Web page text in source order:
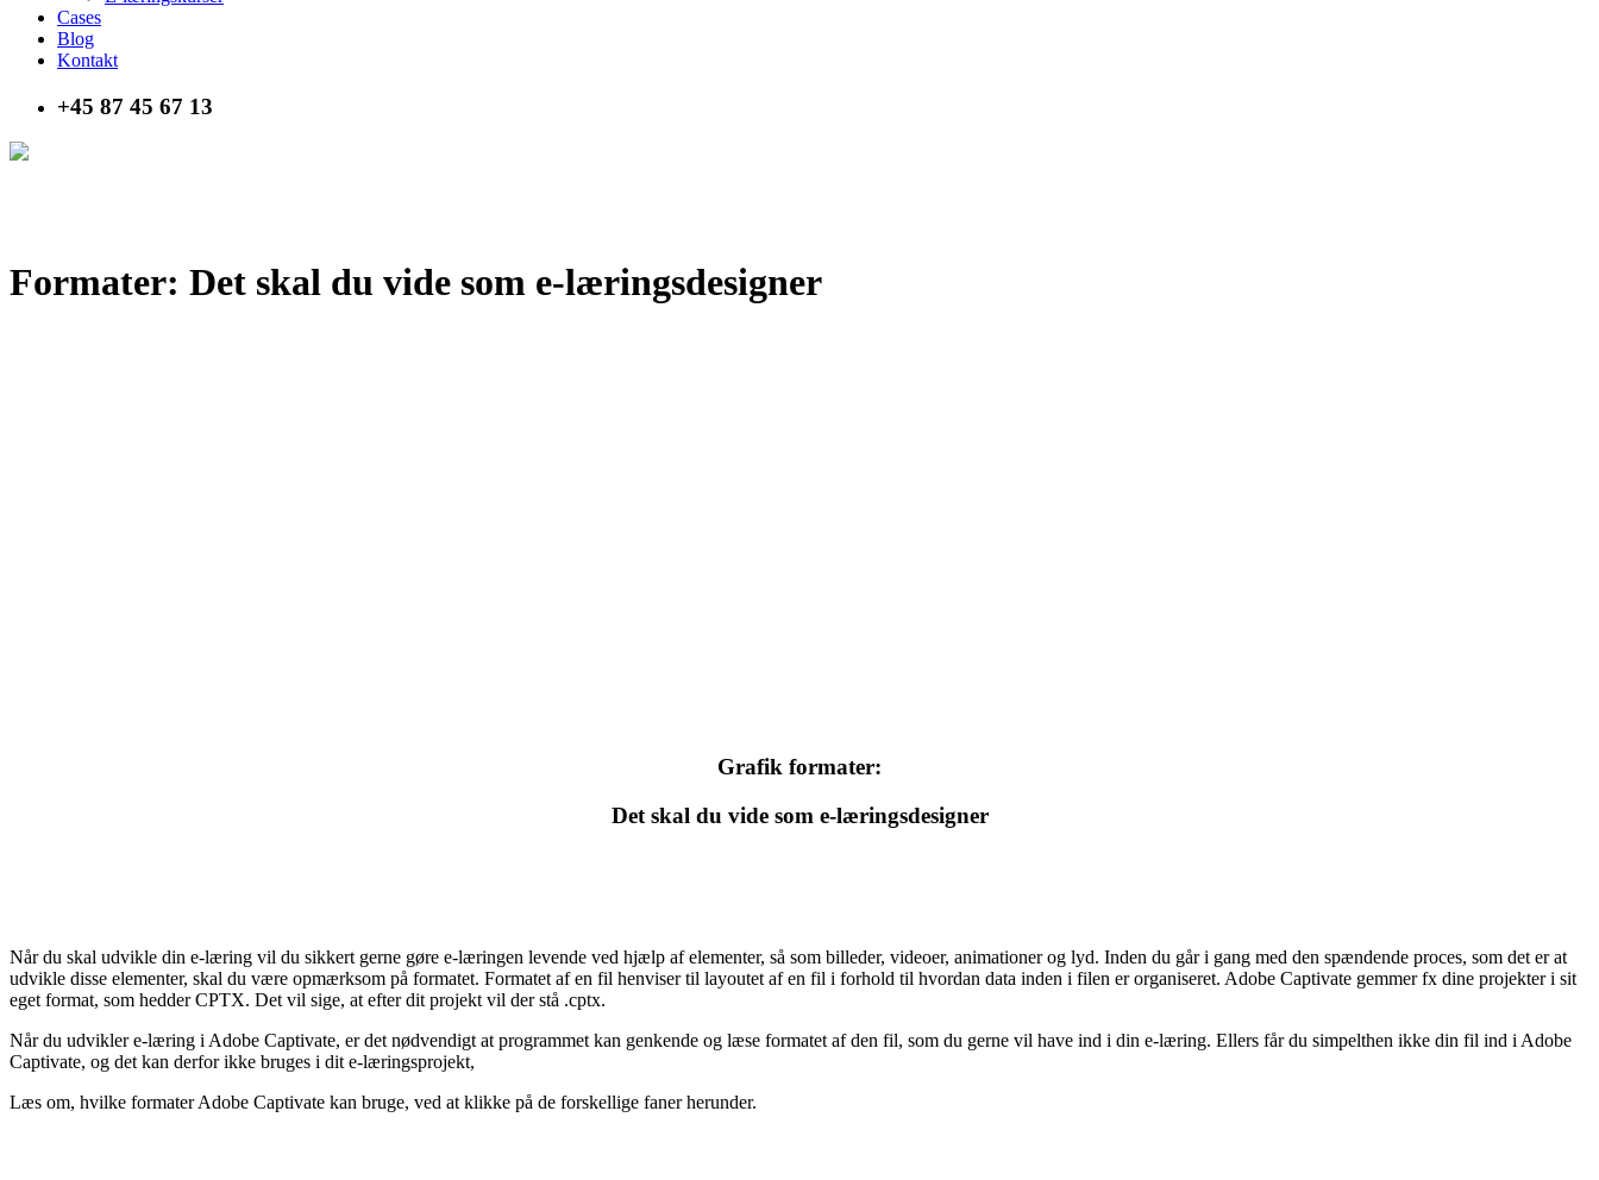
Cases
Blog
Kontakt
+45 87 45 67 13
Formater: Det skal du vide som e-læringsdesigner
Grafik formater:
Det skal du vide som e-læringsdesigner
Når du skal udvikle din e-læring vil du sikkert gerne gøre e-læringen levende ved hjælp af elementer, så som billeder, videoer, animationer og lyd. Inden du går i gang med den spændende proces, som det er at
udvikle disse elementer, skal du være opmærksom på formatet. Formatet af en fil henviser til layoutet af en fil i forhold til hvordan data inden i filen er organiseret. Adobe Captivate gemmer fx dine projekter i sit
eget format, som hedder CPTX. Det vil sige, at efter dit projekt vil der stå .cptx.
Når du udvikler e-læring i Adobe Captivate, er det nødvendigt at programmet kan genkende og læse formatet af den fil, som du gerne vil have ind i din e-læring. Ellers får du simpelthen ikke din fil ind i Adobe
Captivate, og det kan derfor ikke bruges i dit e-læringsprojekt,
Læs om, hvilke formater Adobe Captivate kan bruge, ved at klikke på de forskellige faner herunder.